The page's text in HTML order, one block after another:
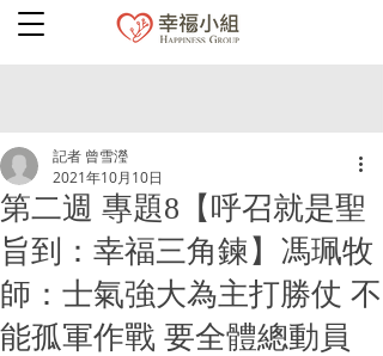
第二週 專題8【呼召就是聖
旨到：幸福三角鍊】馮珮牧
師：士氣強大為主打勝仗 不
能孤軍作戰 要全體總動員
記者 曾雪瀅
2021年10月10日